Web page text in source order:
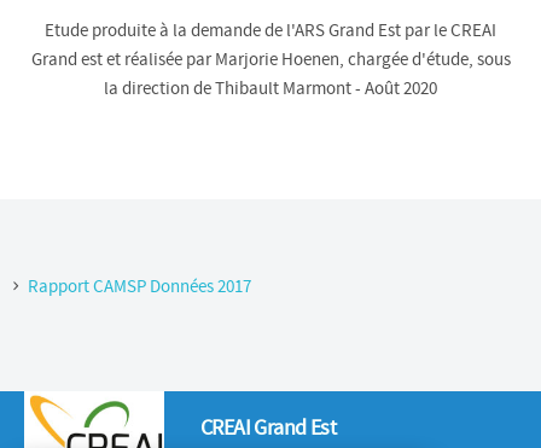
Etude produite à la demande de l'ARS Grand Est par le CREAI
Grand est et réalisée par Marjorie Hoenen, chargée d'étude, sous
la direction de Thibault Marmont - Août 2020
Rapport CAMSP Données 2017
CREAI Grand Est